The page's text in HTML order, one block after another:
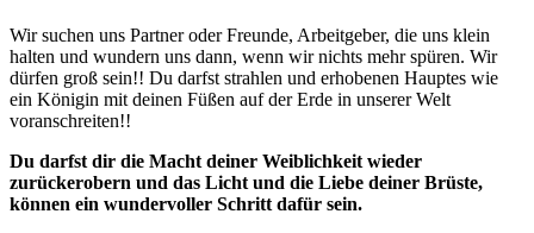
Wir suchen uns Partner oder Freunde, Arbeitgeber, die uns klein
halten und wundern uns dann, wenn wir nichts mehr spüren. Wir
dürfen groß sein!! Du darfst strahlen und erhobenen Hauptes wie
ein Königin mit deinen Füßen auf der Erde in unserer Welt
voranschreiten!!
Du darfst dir die Macht deiner Weiblichkeit wieder
zurückerobern und das Licht und die Liebe deiner Brüste,
können ein wundervoller Schritt dafür sein.